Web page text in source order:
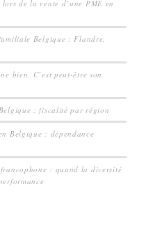
de la vente d’une PME en
Belgique : Flandre,
bien. C’est peut-être son
: fiscalité par région
Belgique : dépendance
: quand la diversité